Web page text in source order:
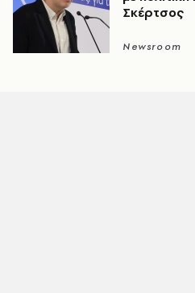
Σκέρτσος
Newsroom